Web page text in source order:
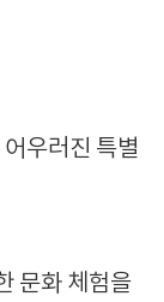
우러진 특별
문화 체험을